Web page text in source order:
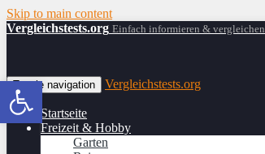
Skip to main content
Vergleichstests.org Einfach informieren & vergleichen
Toggle navigation Vergleichstests.org
Startseite
Freizeit & Hobby
Garten
Werkzeugleiste öffnen